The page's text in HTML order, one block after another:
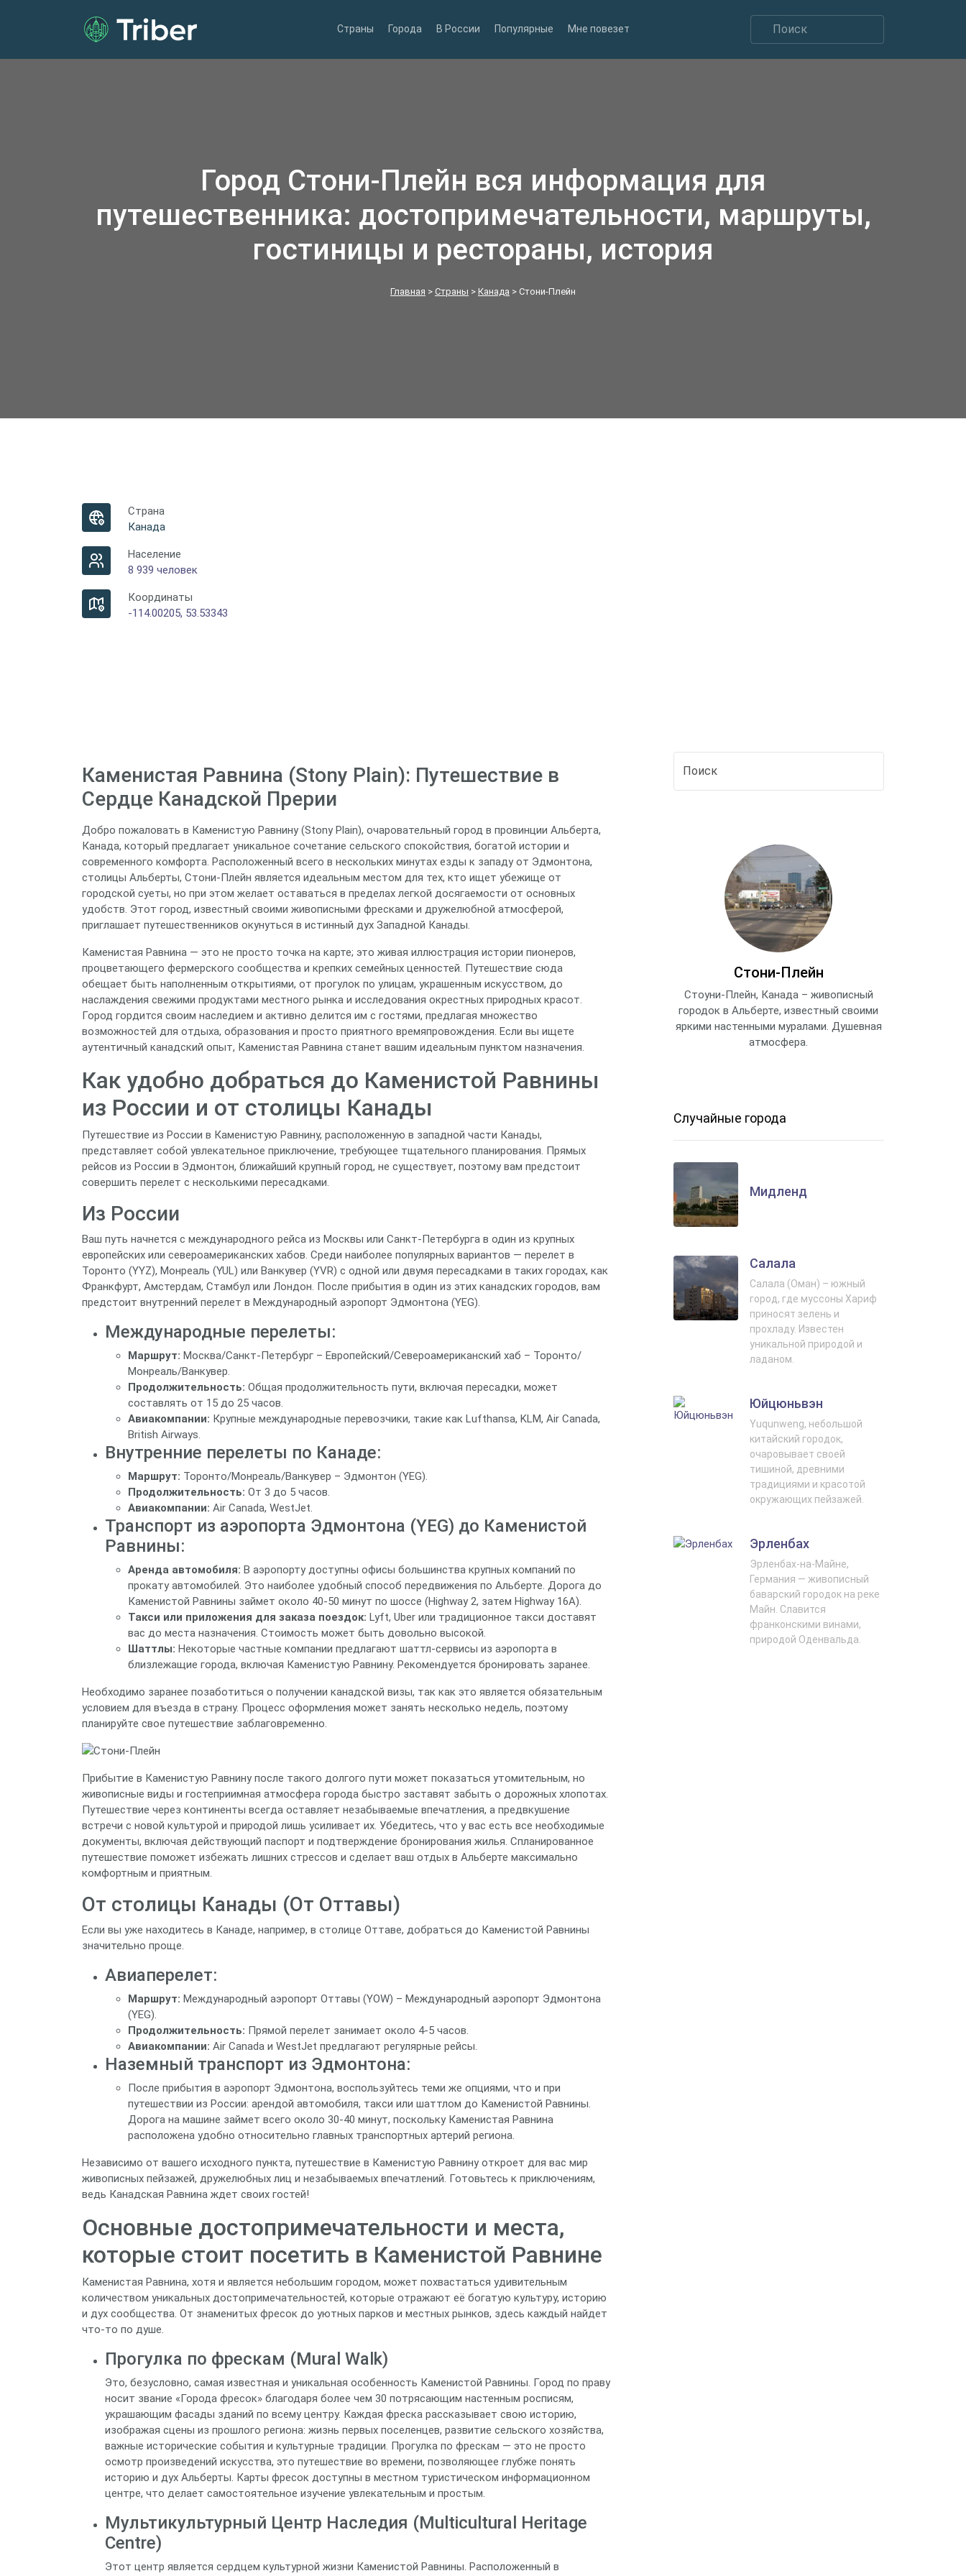
Страны Города В России Популярные Мне повезет
Город Стони-Плейн вся информация для
путешественника: достопримечательности, маршруты,
гостиницы и рестораны, история
Главная > Страны > Канада > Стони-Плейн
Страна
Канада
Население
8 939 человек
Координаты
-114.00205, 53.53343
Каменистая Равнина (Stony Plain): Путешествие в
Сердце Канадской Прерии
Добро пожаловать в Каменистую Равнину (Stony Plain), очаровательный город в провинции Альберта,
Канада, который предлагает уникальное сочетание сельского спокойствия, богатой истории и
современного комфорта. Расположенный всего в нескольких минутах езды к западу от Эдмонтона,
столицы Альберты, Стони-Плейн является идеальным местом для тех, кто ищет убежище от
городской суеты, но при этом желает оставаться в пределах легкой досягаемости от основных
удобств. Этот город, известный своими живописными фресками и дружелюбной атмосферой,
приглашает путешественников окунуться в истинный дух Западной Канады.
Каменистая Равнина — это не просто точка на карте; это живая иллюстрация истории пионеров,
процветающего фермерского сообщества и крепких семейных ценностей. Путешествие сюда
обещает быть наполненным открытиями, от прогулок по улицам, украшенным искусством, до
наслаждения свежими продуктами местного рынка и исследования окрестных природных красот.
Город гордится своим наследием и активно делится им с гостями, предлагая множество
возможностей для отдыха, образования и просто приятного времяпровождения. Если вы ищете
аутентичный канадский опыт, Каменистая Равнина станет вашим идеальным пунктом назначения.
Как удобно добраться до Каменистой Равнины
из России и от столицы Канады
Путешествие из России в Каменистую Равнину, расположенную в западной части Канады,
представляет собой увлекательное приключение, требующее тщательного планирования. Прямых
рейсов из России в Эдмонтон, ближайший крупный город, не существует, поэтому вам предстоит
совершить перелет с несколькими пересадками.
Из России
Ваш путь начнется с международного рейса из Москвы или Санкт-Петербурга в один из крупных
европейских или североамериканских хабов. Среди наиболее популярных вариантов — перелет в
Торонто (YYZ), Монреаль (YUL) или Ванкувер (YVR) с одной или двумя пересадками в таких городах, как
Франкфурт, Амстердам, Стамбул или Лондон. После прибытия в один из этих канадских городов, вам
предстоит внутренний перелет в Международный аэропорт Эдмонтона (YEG).
Международные перелеты:
Маршрут: Москва/Санкт-Петербург – Европейский/Североамериканский хаб – Торонто/
Монреаль/Ванкувер.
Продолжительность: Общая продолжительность пути, включая пересадки, может
составлять от 15 до 25 часов.
Авиакомпании: Крупные международные перевозчики, такие как Lufthansa, KLM, Air Canada,
British Airways.
Внутренние перелеты по Канаде:
Маршрут: Торонто/Монреаль/Ванкувер – Эдмонтон (YEG).
Продолжительность: От 3 до 5 часов.
Авиакомпании: Air Canada, WestJet.
Транспорт из аэропорта Эдмонтона (YEG) до Каменистой
Равнины:
Аренда автомобиля: В аэропорту доступны офисы большинства крупных компаний по
прокату автомобилей. Это наиболее удобный способ передвижения по Альберте. Дорога до
Каменистой Равнины займет около 40-50 минут по шоссе (Highway 2, затем Highway 16A).
Такси или приложения для заказа поездок: Lyft, Uber или традиционное такси доставят
вас до места назначения. Стоимость может быть довольно высокой.
Шаттлы: Некоторые частные компании предлагают шаттл-сервисы из аэропорта в
близлежащие города, включая Каменистую Равнину. Рекомендуется бронировать заранее.
Необходимо заранее позаботиться о получении канадской визы, так как это является обязательным
условием для въезда в страну. Процесс оформления может занять несколько недель, поэтому
планируйте свое путешествие заблаговременно.
Прибытие в Каменистую Равнину после такого долгого пути может показаться утомительным, но
живописные виды и гостеприимная атмосфера города быстро заставят забыть о дорожных хлопотах.
Путешествие через континенты всегда оставляет незабываемые впечатления, а предвкушение
встречи с новой культурой и природой лишь усиливает их. Убедитесь, что у вас есть все необходимые
документы, включая действующий паспорт и подтверждение бронирования жилья. Спланированное
путешествие поможет избежать лишних стрессов и сделает ваш отдых в Альберте максимально
комфортным и приятным.
От столицы Канады (От Оттавы)
Если вы уже находитесь в Канаде, например, в столице Оттаве, добраться до Каменистой Равнины
значительно проще.
Авиаперелет:
Маршрут: Международный аэропорт Оттавы (YOW) – Международный аэропорт Эдмонтона
(YEG).
Продолжительность: Прямой перелет занимает около 4-5 часов.
Авиакомпании: Air Canada и WestJet предлагают регулярные рейсы.
Наземный транспорт из Эдмонтона:
После прибытия в аэропорт Эдмонтона, воспользуйтесь теми же опциями, что и при
путешествии из России: арендой автомобиля, такси или шаттлом до Каменистой Равнины.
Дорога на машине займет всего около 30-40 минут, поскольку Каменистая Равнина
расположена удобно относительно главных транспортных артерий региона.
Независимо от вашего исходного пункта, путешествие в Каменистую Равнину откроет для вас мир
живописных пейзажей, дружелюбных лиц и незабываемых впечатлений. Готовьтесь к приключениям,
ведь Канадская Равнина ждет своих гостей!
Основные достопримечательности и места,
которые стоит посетить в Каменистой Равнине
Каменистая Равнина, хотя и является небольшим городом, может похвастаться удивительным
количеством уникальных достопримечательностей, которые отражают её богатую культуру, историю
и дух сообщества. От знаменитых фресок до уютных парков и местных рынков, здесь каждый найдет
что-то по душе.
Прогулка по фрескам (Mural Walk)
Это, безусловно, самая известная и уникальная особенность Каменистой Равнины. Город по праву
носит звание «Города фресок» благодаря более чем 30 потрясающим настенным росписям,
украшающим фасады зданий по всему центру. Каждая фреска рассказывает свою историю,
изображая сцены из прошлого региона: жизнь первых поселенцев, развитие сельского хозяйства,
важные исторические события и культурные традиции. Прогулка по фрескам — это не просто
осмотр произведений искусства, это путешествие во времени, позволяющее глубже понять
историю и дух Альберты. Карты фресок доступны в местном туристическом информационном
центре, что делает самостоятельное изучение увлекательным и простым.
Мультикультурный Центр Наследия (Multicultural Heritage
Centre)
Этот центр является сердцем культурной жизни Каменистой Равнины. Расположенный в
Стони-Плейн
Стоуни-Плейн, Канада – живописный
городок в Альберте, известный своими
яркими настенными муралами. Душевная
атмосфера.
Случайные города
Мидленд
Салала
Салала (Оман) – южный
город, где муссоны Хариф
приносят зелень и
прохладу. Известен
уникальной природой и
ладаном.
Юйцюньвэн
Yuqunweng, небольшой
китайский городок,
очаровывает своей
тишиной, древними
традициями и красотой
окружающих пейзажей.
Эрленбах
Эрленбах-на-Майне,
Германия — живописный
баварский городок на реке
Майн. Славится
франконскими винами,
природой Оденвальда.